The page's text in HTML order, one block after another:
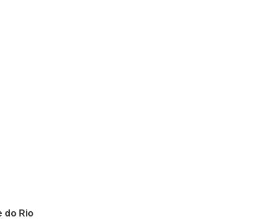
do Rio